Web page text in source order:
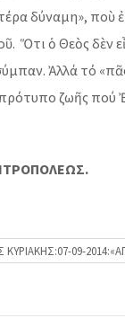
δύναμη», ποὺ
Ὅτι ὁ Θεὸς δὲν
Ἀλλά τό
ζωῆς πού
09-